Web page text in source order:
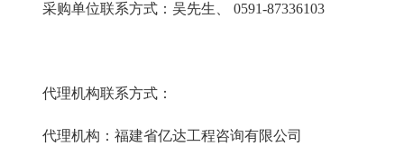
采购单位联系方式：吴先生、 0591-87336103
代理机构联系方式：
代理机构：福建省亿达工程咨询有限公司